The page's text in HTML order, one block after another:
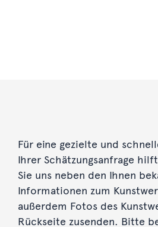
Für eine gezielte und
Ihrer Schätzungsanfrage
Sie uns neben den Ihnen
Informationen zum
außerdem Fotos des
Rückseite zusenden. Bitte